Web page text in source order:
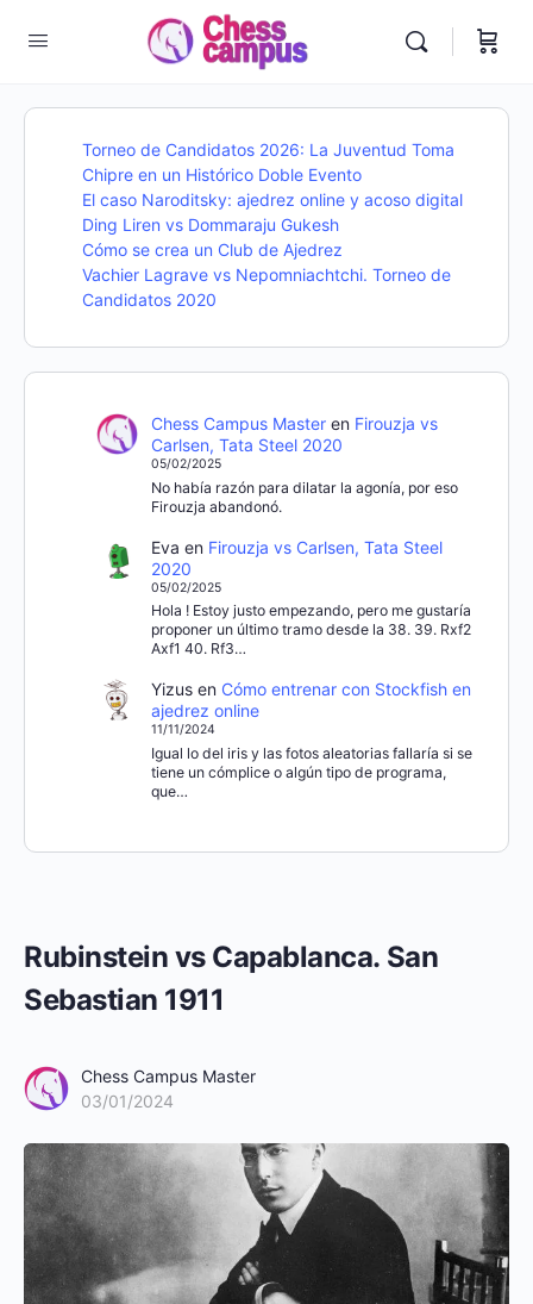
Rubinstein vs Capablanca. San
Sebastian 1911
Chess Campus Master
03/01/2024
Torneo de Candidatos 2026: La Juventud Toma
Chipre en un Histórico Doble Evento
El caso Naroditsky: ajedrez online y acoso digital
Ding Liren vs Dommaraju Gukesh
Cómo se crea un Club de Ajedrez
Vachier Lagrave vs Nepomniachtchi. Torneo de
Candidatos 2020
Chess Campus Masteren Firouzja vs
Carlsen, Tata Steel 2020
05/02/2025
No había razón para dilatar la agonía, por eso
Firouzja abandonó.
Eva en Firouzja vs Carlsen, Tata Steel
2020
05/02/2025
Hola ! Estoy justo empezando, pero me gustaría
proponer un último tramo desde la 38. 39. Rxf2
Axf1 40. Rf3…
Yizusen Cómo entrenar con Stockfish en
ajedrez online
11/11/2024
Igual lo del iris y las fotos aleatorias fallaría si se
tiene un cómplice o algún tipo de programa,
que…